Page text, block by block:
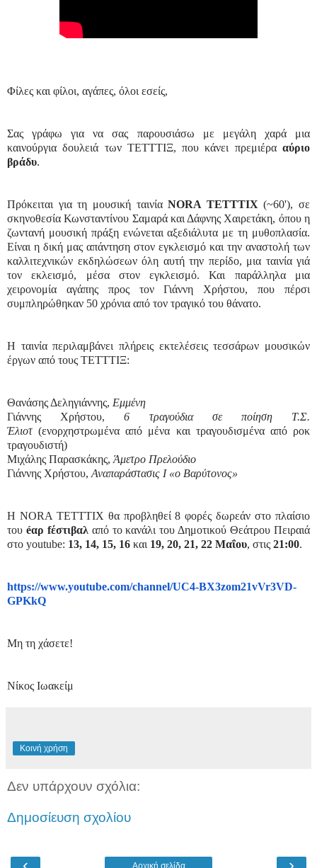
Φίλες και φίλοι, αγάπες, όλοι εσείς,
Σας γράφω για να σας παρουσιάσω με μεγάλη χαρά μια
καινούργια δουλειά των ΤΕΤΤΤΙΞ, που κάνει πρεμιέρα αύριο
βράδυ.
Πρόκειται για τη μουσική ταινίαNORA TETTTIX (~60'), σε
σκηνοθεσία Κωνσταντίνου Σαμαρά και Δάφνης Χαιρετάκη, όπου η
ζωντανή μουσική πράξη ενώνεται αξεδιάλυτα με τη μυθοπλασία.
Είναι η δική μας απάντηση στον εγκλεισμό και την αναστολή των
καλλιτεχνικών εκδηλώσεων όλη αυτή την περίδο, μια ταινία γιά
τον εκλεισμό, μέσα στον εγκλεισμό. Και παράλληλα μια
χειρονομία αγάπης προς τον Γιάννη Χρήστου, που πέρσι
συμπληρώθηκαν 50 χρόνια από τον τραγικό του θάνατο.
Η ταινία περιλαμβάνει πλήρεις εκτελέσεις τεσσάρων μουσικών
έργων από τους ΤΕΤΤΤΙΞ:
Θανάσης Δεληγιάννης, Εμμένη
Γιάννης Χρήστου,6 τραγούδια σε ποίηση Τ.Σ.
Έλιοτ (ενορχηστρωμένα από μένα και τραγουδισμένα από ροκ
τραγουδιστή)
Μιχάλης Παρασκάκης, Άμετρο Πρελούδιο
Γιάννης Χρήστου, Αναπαράστασις Ι «ο Βαρύτονος»
Η NORA TETTTIX θα προβληθεί 8 φορές δωρεάν στο πλαίσιο
του éαρ fέστιβαλ από το κανάλι του Δημοτικού Θεάτρου Πειραιά
στο youtube: 13, 14, 15, 16 και 19, 20, 21, 22 Μαΐου, στις 21:00.
https://www.youtube.com/channel/UC4-BX3zom21vVr3VD-
GPKkQ
Μη τη χάσετε!
Νίκος Ιωακείμ
Κοινή χρήση
Δεν υπάρχουν σχόλια:
Δημοσίευση σχολίου